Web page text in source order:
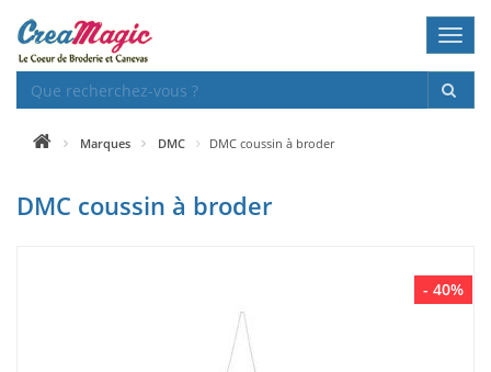
Marques DMC DMC coussin à broder
DMC coussin à broder
- 40%